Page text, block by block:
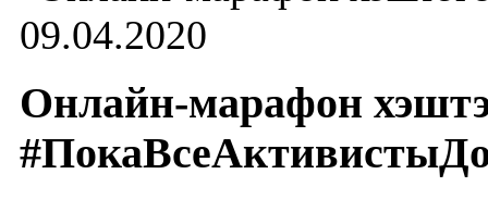
09.04.2020
Онлайн-марафон